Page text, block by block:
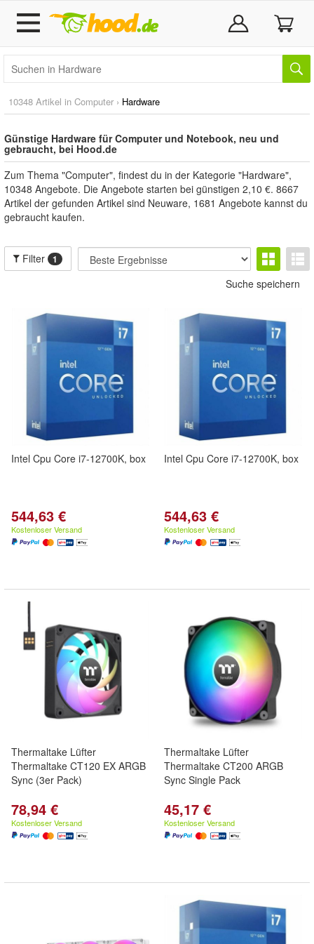
10348 Artikel in Computer › Hardware
Günstige Hardware für Computer und Notebook, neu und
gebraucht, bei Hood.de
Zum Thema "Computer", findest du in der Kategorie "Hardware",
10348 Angebote. Die Angebote starten bei günstigen 2,10 €. 8667
Artikel der gefunden Artikel sind Neuware, 1681 Angebote kannst du
gebraucht kaufen.
Filter 1
Suche speichern
Intel Cpu Core i7-12700K, box
544,63 €
Kostenloser Versand
Intel Cpu Core i7-12700K, box
544,63 €
Kostenloser Versand
Thermaltake Lüfter
Thermaltake CT120 EX ARGB
Sync (3er Pack)
78,94 €
Kostenloser Versand
Thermaltake Lüfter
Thermaltake CT200 ARGB
Sync Single Pack
45,17 €
Kostenloser Versand